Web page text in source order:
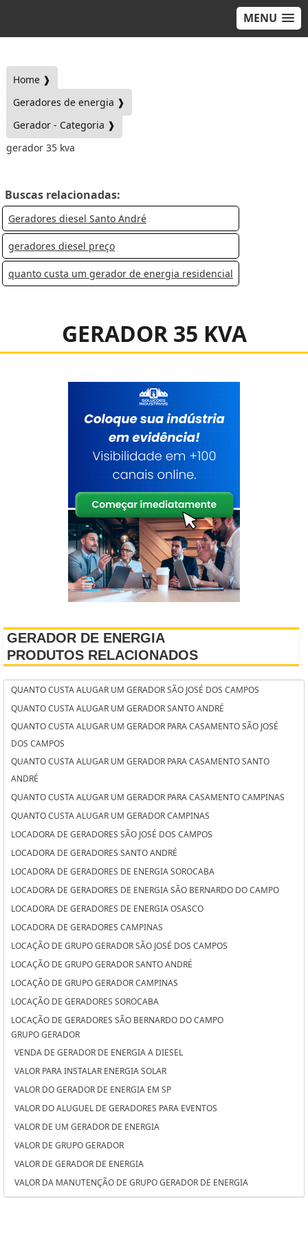
MENU
Home ❱
Geradores de energia ❱
Gerador - Categoria ❱
gerador 35 kva
Buscas relacionadas:
Geradores diesel Santo André
geradores diesel preço
quanto custa um gerador de energia residencial
GERADOR 35 KVA
GERADOR DE ENERGIA
PRODUTOS RELACIONADOS
QUANTO CUSTA ALUGAR UM GERADOR SÃO JOSÉ DOS CAMPOS
QUANTO CUSTA ALUGAR UM GERADOR SANTO ANDRÉ
QUANTO CUSTA ALUGAR UM GERADOR PARA CASAMENTO SÃO JOSÉ
DOS CAMPOS
QUANTO CUSTA ALUGAR UM GERADOR PARA CASAMENTO SANTO
ANDRÉ
QUANTO CUSTA ALUGAR UM GERADOR PARA CASAMENTO CAMPINAS
QUANTO CUSTA ALUGAR UM GERADOR CAMPINAS
LOCADORA DE GERADORES SÃO JOSÉ DOS CAMPOS
LOCADORA DE GERADORES SANTO ANDRÉ
LOCADORA DE GERADORES DE ENERGIA SOROCABA
LOCADORA DE GERADORES DE ENERGIA SÃO BERNARDO DO CAMPO
LOCADORA DE GERADORES DE ENERGIA OSASCO
LOCADORA DE GERADORES CAMPINAS
LOCAÇÃO DE GRUPO GERADOR SÃO JOSÉ DOS CAMPOS
LOCAÇÃO DE GRUPO GERADOR SANTO ANDRÉ
LOCAÇÃO DE GRUPO GERADOR CAMPINAS
LOCAÇÃO DE GERADORES SOROCABA
LOCAÇÃO DE GERADORES SÃO BERNARDO DO CAMPO
LOCAÇÃO DE GERADORES PARA CASAMENTO SOROCABA
LOCAÇÃO DE GERADORES PARA CASAMENTO SÃO BERNARDO DO
CAMPO
LOCAÇÃO DE GERADORES PARA CASAMENTO OSASCO
LOCAÇÃO DE GERADORES OSASCO
LOCAÇÃO DE GERADORES DE ENERGIA SÃO JOSÉ DOS CAMPOS
LOCAÇÃO DE GERADORES DE ENERGIA SANTO ANDRÉ
LOCAÇÃO DE GERADORES DE ENERGIA A DIESEL SOROCABA
LOCAÇÃO DE GERADORES DE ENERGIA A DIESEL SÃO BERNARDO DO
GRUPO GERADOR
VENDA DE GERADOR DE ENERGIA A DIESEL
VALOR PARA INSTALAR ENERGIA SOLAR
VALOR DO GERADOR DE ENERGIA EM SP
VALOR DO ALUGUEL DE GERADORES PARA EVENTOS
VALOR DE UM GERADOR DE ENERGIA
VALOR DE GRUPO GERADOR
VALOR DE GERADOR DE ENERGIA
VALOR DA MANUTENÇÃO DE GRUPO GERADOR DE ENERGIA
VALOR ALUGUEL GERADOR